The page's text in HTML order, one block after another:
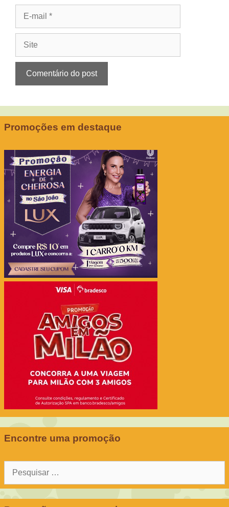
Promoções em destaque
Encontre uma promoção
Pesquisar